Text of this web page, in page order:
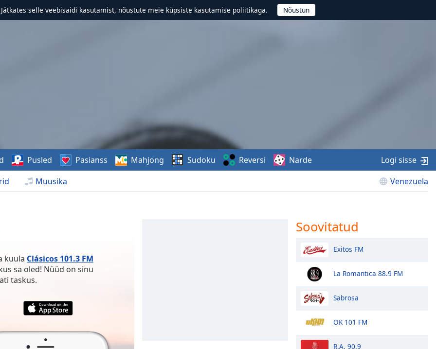
Jätkates selle veebisaidi kasutamist, nõustute meie küpsiste kasutamise poliitikaga.
Muusika Venezuela
Pusled Pasianss Mahjong Sudoku Reversi Narde Logi sisse
kuula Clásicos 101.3 FM
sa oled! Nüüd on sinu
taskus.
Soovitatud
Exitos FM
La Romantica 88.9 FM
Sabrosa
OK 101 FM
R.A. 90.9